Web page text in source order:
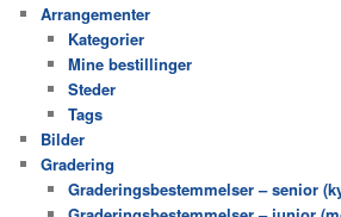
Arrangementer
Kategorier
Mine bestillinger
Steder
Tags
Bilder
Gradering
Graderingsbestemmelser – senior